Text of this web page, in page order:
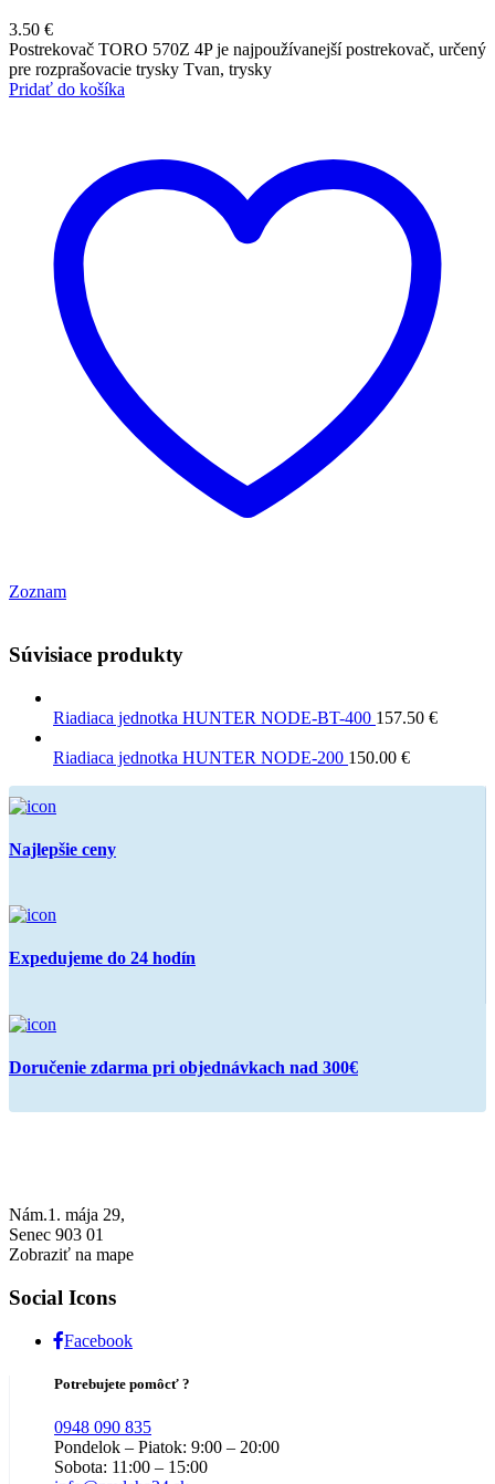
3.50 €
Postrekovač TORO 570Z 4P je najpoužívanejší postrekovač, určený
pre rozprašovacie trysky Tvan, trysky
Pridať do košíka
Zoznam
Súvisiace produkty
Riadiaca jednotka HUNTER NODE-BT-400 157.50 €
Riadiaca jednotka HUNTER NODE-200 150.00 €
Najlepšie ceny
Expedujeme do 24 hodín
Doručenie zdarma pri objednávkach nad 300€
Nám.1. mája 29,
Senec 903 01
Zobraziť na mape
Social Icons
Facebook
Potrebujete pomôcť ?
0948 090 835
Pondelok – Piatok: 9:00 – 20:00
Sobota: 11:00 – 15:00